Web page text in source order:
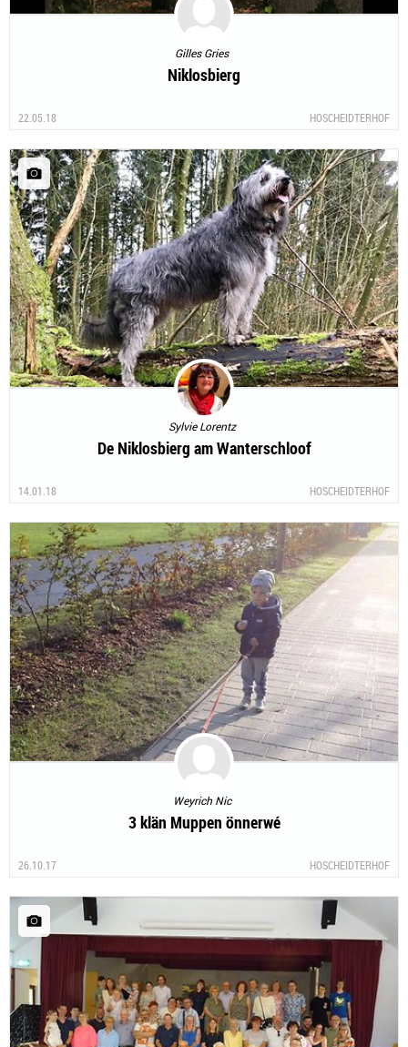
Gilles Gries
Niklosbierg
22.05.18 HOSCHEIDTERHOF
Sylvie Lorentz
De Niklosbierg am Wanterschloof
14.01.18 HOSCHEIDTERHOF
Weyrich Nic
3 klän Muppen önnerwé
26.10.17 HOSCHEIDTERHOF